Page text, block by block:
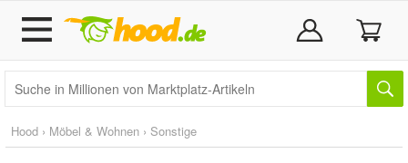
Hood › Möbel & Wohnen › Sonstige